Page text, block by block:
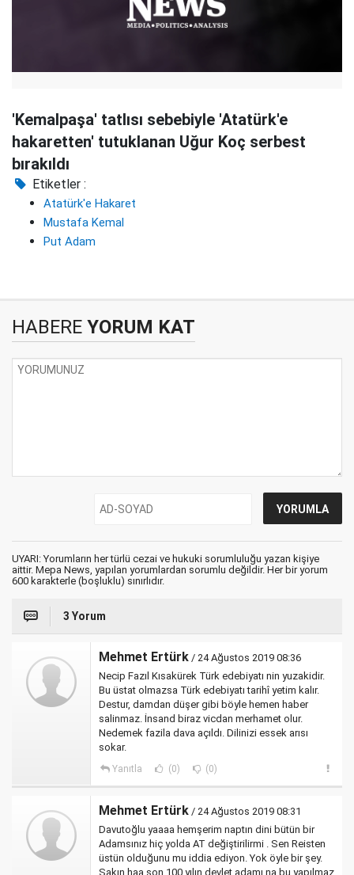
'Kemalpaşa' tatlısı sebebiyle 'Atatürk'e
hakaretten' tutuklanan Uğur Koç serbest
bırakıldı
Etiketler :
Atatürk'e Hakaret
Mustafa Kemal
Put Adam
HABERE YORUM KAT
UYARI: Yorumların her türlü cezai ve hukuki sorumluluğu yazan kişiye
aittir. Mepa News, yapılan yorumlardan sorumlu değildir. Her bir yorum
600 karakterle (boşluklu) sınırlıdır.
3 Yorum
Mehmet Ertürk / 24 Ağustos 2019 08:36
Necip Fazıl Kısakürek Türk edebiyatı nin yuzakidir.
Bu üstat olmazsa Türk edebiyatı tarihî yetim kalır.
Destur, damdan düşer gibi böyle hemen haber
salinmaz. İnsand biraz vicdan merhamet olur.
Nedemek fazila dava açıldı. Dilinizi essek arısı
sokar.
Yanıtla (0) (0)
Mehmet Ertürk / 24 Ağustos 2019 08:31
Davutoğlu yaaaa hemşerim naptın dini bütün bir
Adamsınız hiç yolda AT değiştirilirmi . Sen Reisten
üstün olduğunu mu iddia ediyon. Yok öyle bir şey.
Sakın haa son 100 yılın devlet adamı na bu yapılmaz